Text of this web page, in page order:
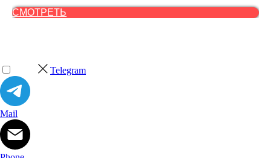
СМОТРЕТЬ
Telegram
Mail